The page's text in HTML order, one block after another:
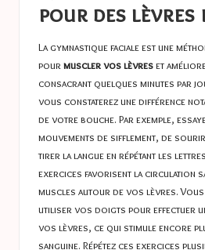
pour des lèvres
La gymnastique faciale est une
pourmuscler vos lèvreset
consacrant quelques minutes par
vous constaterez une différence
de votre bouche. Par exemple,
mouvements de sifflement, de
tirer la langue en répétant les lettres
exercices favorisent la circulation
muscles autour de vos lèvres. Vous
utiliser vos doigts pour effectuer
vos lèvres, ce qui stimule encore
sanguine. Répétez ces exercices